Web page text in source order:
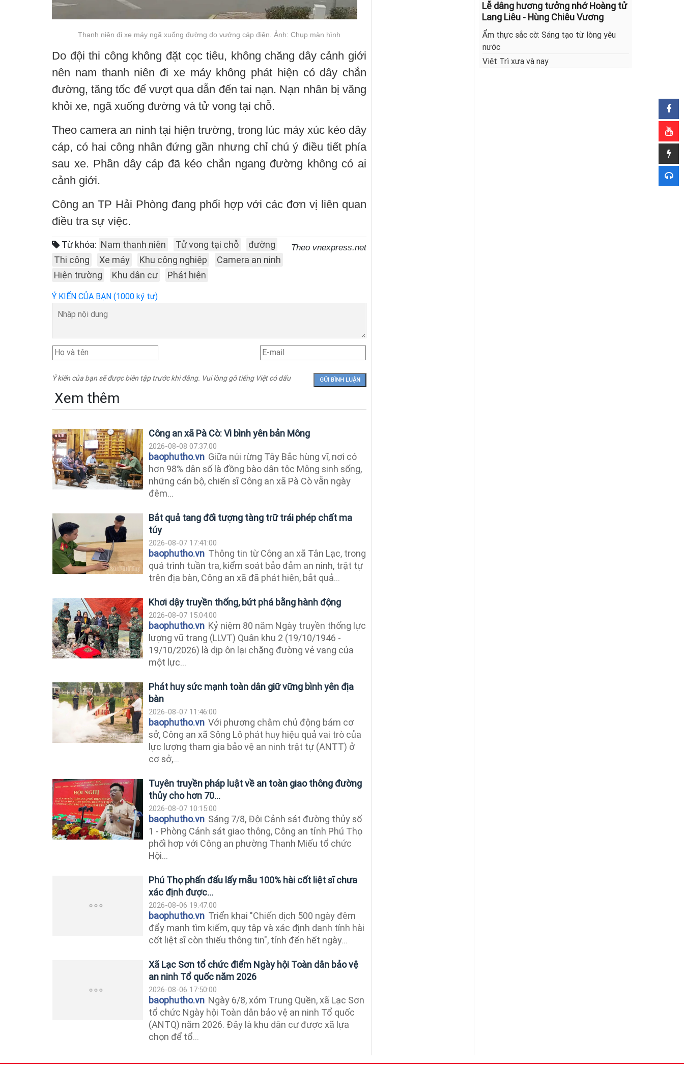
Thanh niên đi xe máy ngã xuống đường do vướng cáp điện. Ảnh: Chụp màn hình
Do đội thi công không đặt cọc tiêu, không chăng dây cảnh giới
nên nam thanh niên đi xe máy không phát hiện có dây chắn
đường, tăng tốc để vượt qua dẫn đến tai nạn. Nạn nhân bị văng
khỏi xe, ngã xuống đường và tử vong tại chỗ.
Theo camera an ninh tại hiện trường, trong lúc máy xúc kéo dây
cáp, có hai công nhân đứng gần nhưng chỉ chú ý điều tiết phía
sau xe. Phần dây cáp đã kéo chắn ngang đường không có ai
cảnh giới.
Công an TP Hải Phòng đang phối hợp với các đơn vị liên quan
điều tra sự việc.
Theo vnexpress.net
Từ khóa: Nam thanh niên Tử vong tại chỗ
đường
Thi công
Xe máy Khu công nghiệp
Camera an ninh
Hiện trường
Khu dân cư Phát hiện
Ý KIẾN CỦA BẠN (1000 ký tự)
Ý kiến của bạn sẽ được biên tập trước khi đăng. Vui lòng gõ tiếng Việt có dấu
Xem thêm
Công an xã Pà Cò: Vì bình yên bản Mông
2026-08-08 07:37:00
baophutho.vn Giữa núi rừng Tây Bắc hùng vĩ, nơi có
hơn 98% dân số là đồng bào dân tộc Mông sinh sống,
những cán bộ, chiến sĩ Công an xã Pà Cò vẫn ngày
đêm...
Bắt quả tang đối tượng tàng trữ trái phép chất ma
túy
2026-08-07 17:41:00
baophutho.vn Thông tin từ Công an xã Tân Lạc, trong
quá trình tuần tra, kiểm soát bảo đảm an ninh, trật tự
trên địa bàn, Công an xã đã phát hiện, bắt quả...
Khơi dậy truyền thống, bứt phá bằng hành động
2026-08-07 15:04:00
baophutho.vn Kỷ niệm 80 năm Ngày truyền thống lực
lượng vũ trang (LLVT) Quân khu 2 (19/10/1946 -
19/10/2026) là dịp ôn lại chặng đường vẻ vang của
một lực...
Phát huy sức mạnh toàn dân giữ vững bình yên địa
bàn
2026-08-07 11:46:00
baophutho.vn Với phương châm chủ động bám cơ
sở, Công an xã Sông Lô phát huy hiệu quả vai trò của
lực lượng tham gia bảo vệ an ninh trật tự (ANTT) ở
cơ sở,...
Tuyên truyền pháp luật về an toàn giao thông đường
thủy cho hơn 70...
2026-08-07 10:15:00
baophutho.vn Sáng 7/8, Đội Cảnh sát đường thủy số
1 - Phòng Cảnh sát giao thông, Công an tỉnh Phú Thọ
phối hợp với Công an phường Thanh Miếu tổ chức
Hội...
Phú Thọ phấn đấu lấy mẫu 100% hài cốt liệt sĩ chưa
xác định được...
2026-08-06 19:47:00
baophutho.vn Triển khai "Chiến dịch 500 ngày đêm
đẩy mạnh tìm kiếm, quy tập và xác định danh tính hài
cốt liệt sĩ còn thiếu thông tin", tính đến hết ngày...
Xã Lạc Sơn tổ chức điểm Ngày hội Toàn dân bảo vệ
an ninh Tổ quốc năm 2026
2026-08-06 17:50:00
baophutho.vn Ngày 6/8, xóm Trung Quền, xã Lạc Sơn
tổ chức Ngày hội Toàn dân bảo vệ an ninh Tổ quốc
(ANTQ) năm 2026. Đây là khu dân cư được xã lựa
chọn để tổ...
Lễ dâng hương tưởng nhớ Hoàng tử
Lang Liêu - Hùng Chiêu Vương
Ẩm thực sắc cờ: Sáng tạo từ lòng yêu
nước
Việt Trì xưa và nay